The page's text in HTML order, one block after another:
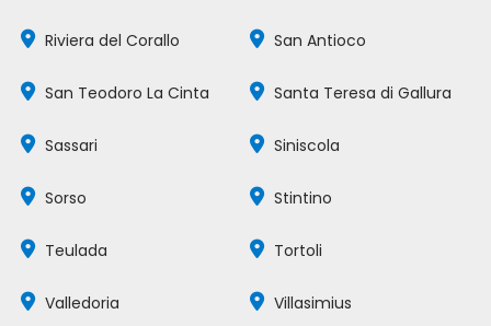
Riviera del Corallo San Antioco
San Teodoro La Cinta Santa Teresa di Gallura
Sassari Siniscola
Sorso Stintino
Teulada Tortoli
Valledoria Villasimius